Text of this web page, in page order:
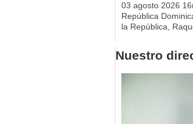
03 agosto 2026
República
la República,
Nuestro